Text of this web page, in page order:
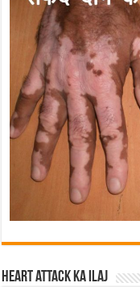
Heart attack ka ilaj